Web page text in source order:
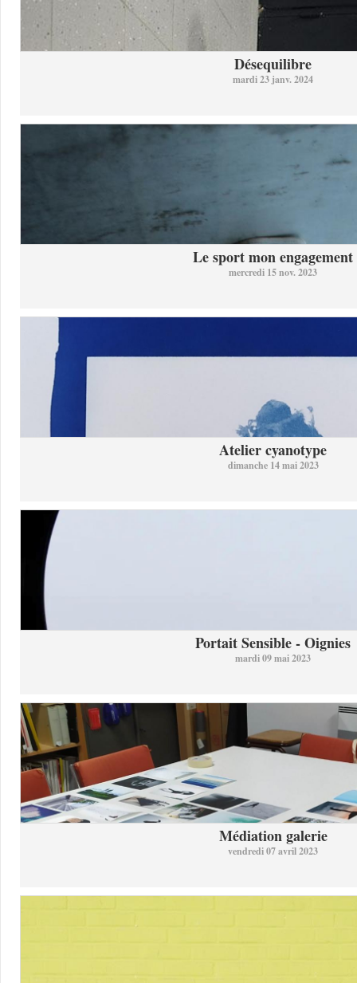
Désequilibre
mardi 23 janv. 2024
Le sport mon engagement
mercredi 15 nov. 2023
Atelier cyanotype
dimanche 14 mai 2023
Portait Sensible - Oignies
mardi 09 mai 2023
Médiation galerie
vendredi 07 avril 2023